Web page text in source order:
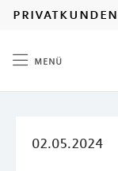
privatkunden
menü
02.05.2024